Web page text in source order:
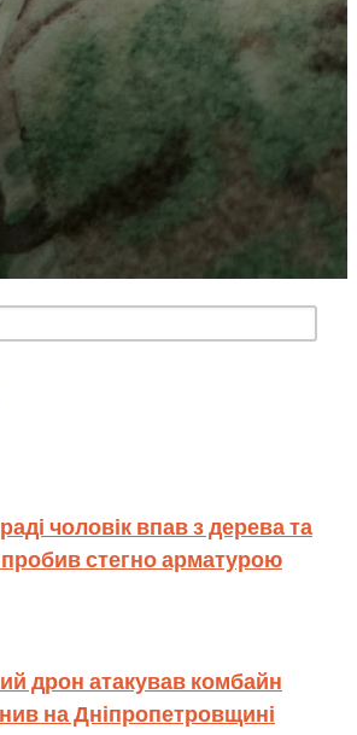
чоловік впав з дерева та
пробив стегно арматурою
дрон атакував комбайн
на Дніпропетровщині